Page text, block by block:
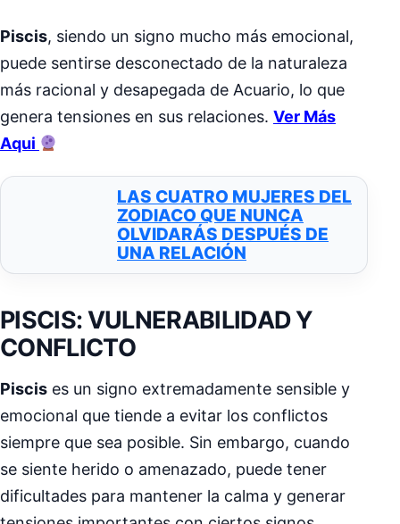
Piscis, siendo un signo mucho más emocional,
puede sentirse desconectado de la naturaleza
más racional y desapegada de Acuario, lo que
genera tensiones en sus relaciones. Ver Más
Aqui
LAS CUATRO MUJERES DEL
ZODIACO QUE NUNCA
OLVIDARÁS DESPUÉS DE
UNA RELACIÓN
PISCIS: VULNERABILIDAD Y
CONFLICTO
Piscis es un signo extremadamente sensible y
emocional que tiende a evitar los conflictos
siempre que sea posible. Sin embargo, cuando
se siente herido o amenazado, puede tener
dificultades para mantener la calma y generar